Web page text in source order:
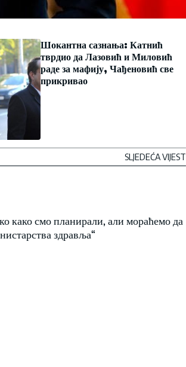
Шокантна сазнања: Катнић
тврдио да Лазовић и Миловић
раде за мафију, Чађеновић све
прикривао
SLJEDEĆA VIJEST
како смо планирали, али мораћемо да
здравља“